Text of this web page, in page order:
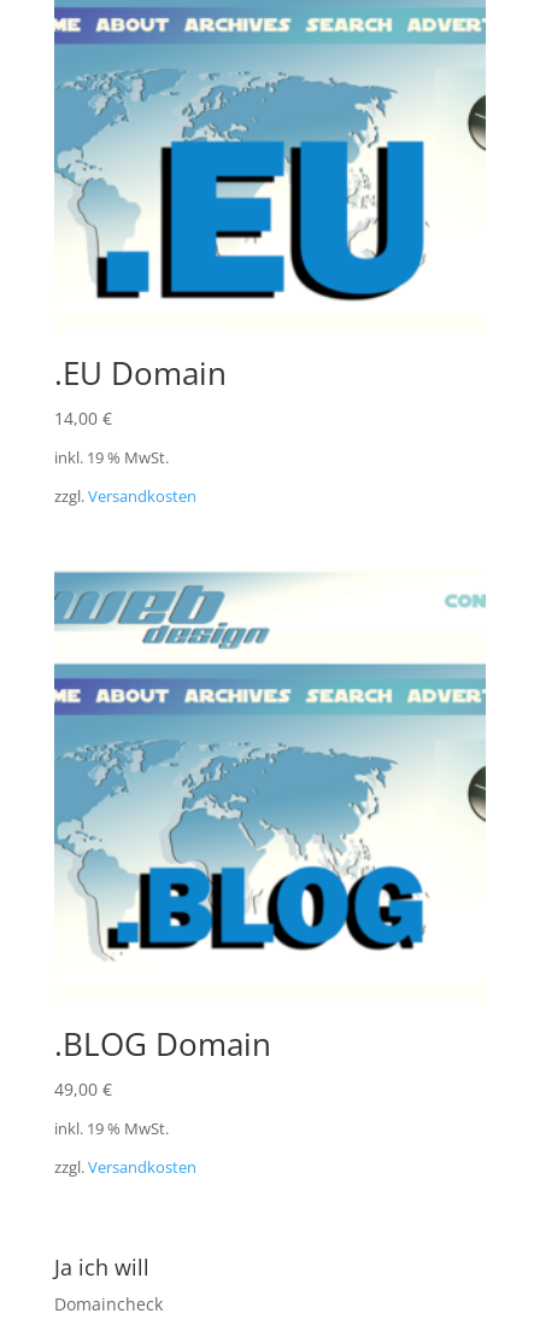
.EU Domain
14,00 €
inkl. 19 % MwSt.
zzgl.Versandkosten
.BLOG Domain
49,00 €
inkl. 19 % MwSt.
zzgl.Versandkosten
Ja ich will
Domaincheck